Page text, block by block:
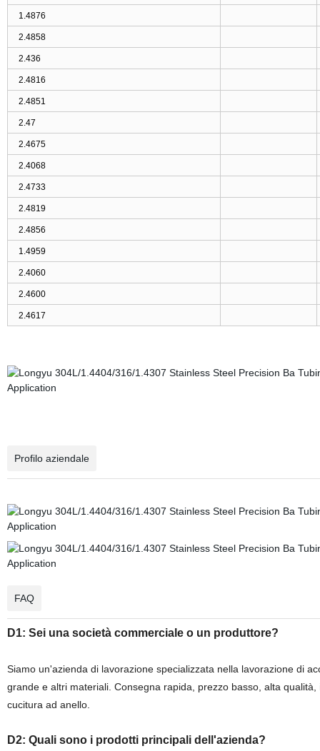
1.4876
2.4858
2.436
2.4816
2.4851
2.47
2.4675
2.4068
2.4733
2.4819
2.4856
1.4959
2.4060
2.4600
2.4617
Profilo aziendale
FAQ
D1: Sei una società commerciale o un produttore?
Siamo un'azienda di lavorazione specializzata nella lavorazione di
grande e altri materiali. Consegna rapida, prezzo basso, alta
cucitura ad anello.
D2: Quali sono i prodotti principali dell'azienda?